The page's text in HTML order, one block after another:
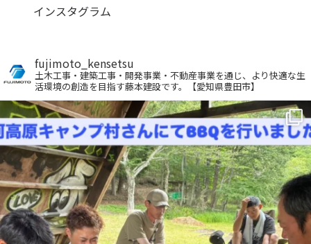
インスタグラム
fujimoto_kensetsu
土木工事・建築工事・開発事業・不動産事業を通じ、より快適な生
活環境の創造を目指す藤本建設です。【愛知県豊田市】